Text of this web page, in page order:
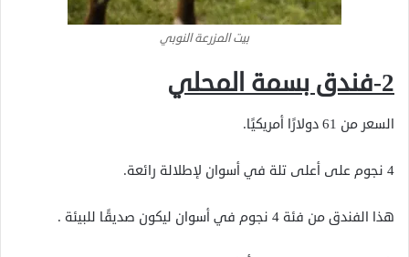
بيت المزرعة النوبي
2-فندق بسمة المحلي
السعر من 61 دولارًا أمريكيًا.
4 نجوم على أعلى تلة في أسوان لإطلالة رائعة.
هذا الفندق من فئة 4 نجوم في أسوان ليكون صديقًا للبيئة .